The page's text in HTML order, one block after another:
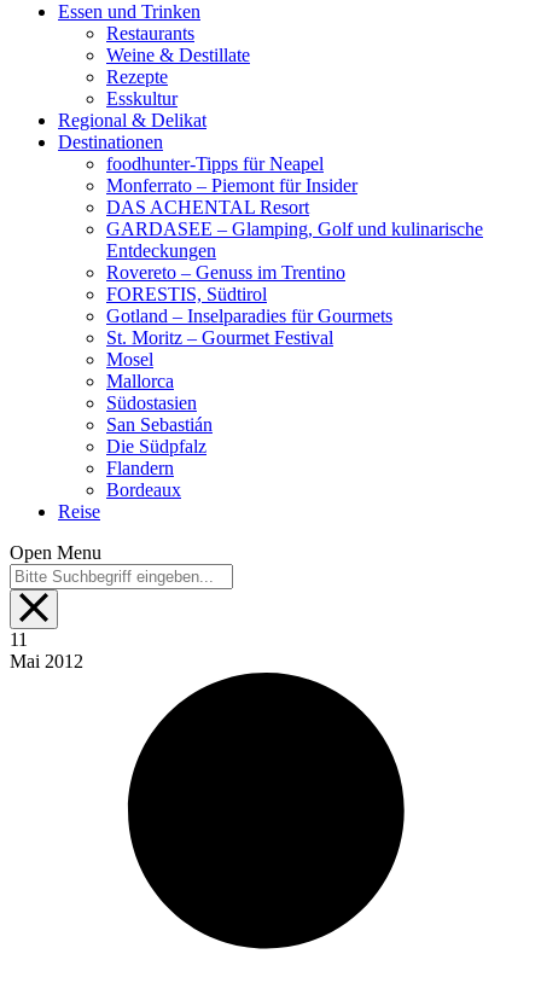
Essen und Trinken
Restaurants
Weine & Destillate
Rezepte
Esskultur
Regional & Delikat
Destinationen
foodhunter-Tipps für Neapel
Monferrato – Piemont für Insider
DAS ACHENTAL Resort
GARDASEE – Glamping, Golf und kulinarische
Entdeckungen
Rovereto – Genuss im Trentino
FORESTIS, Südtirol
Gotland – Inselparadies für Gourmets
St. Moritz – Gourmet Festival
Mosel
Mallorca
Südostasien
San Sebastián
Die Südpfalz
Flandern
Bordeaux
Reise
Open Menu
11
Mai 2012